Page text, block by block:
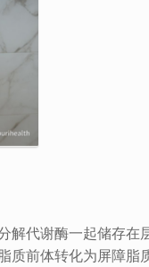
代谢酶一起储存在
质前体转化为屏障脂